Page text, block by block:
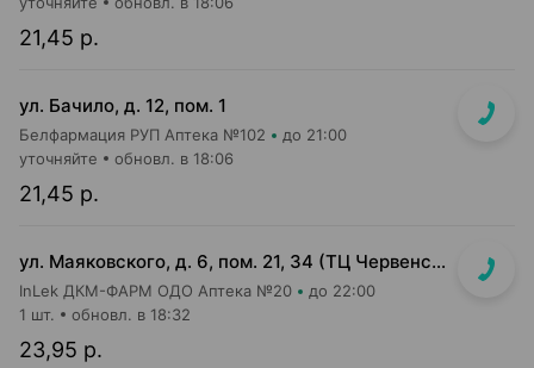
21,45 р.
ул. Бачило, д. 12, пом. 1
Белфармация РУП Аптека №102 до 21:00
21,45 р.
уточняйте обновл. в 18:06
ул. Маяковского, д. 6, пом. 21, 34 (ТЦ Червенский, 1 этаж)
InLek ДКМ-ФАРМ ОДО Аптека №20 до 22:00
23,95 р.
1 шт. обновл. в 18:32